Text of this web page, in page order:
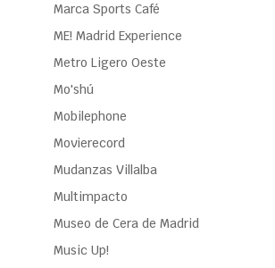
Marca Sports Café
ME! Madrid Experience
Metro Ligero Oeste
Mo'shú
Mobilephone
Movierecord
Mudanzas Villalba
Multimpacto
Museo de Cera de Madrid
Music Up!